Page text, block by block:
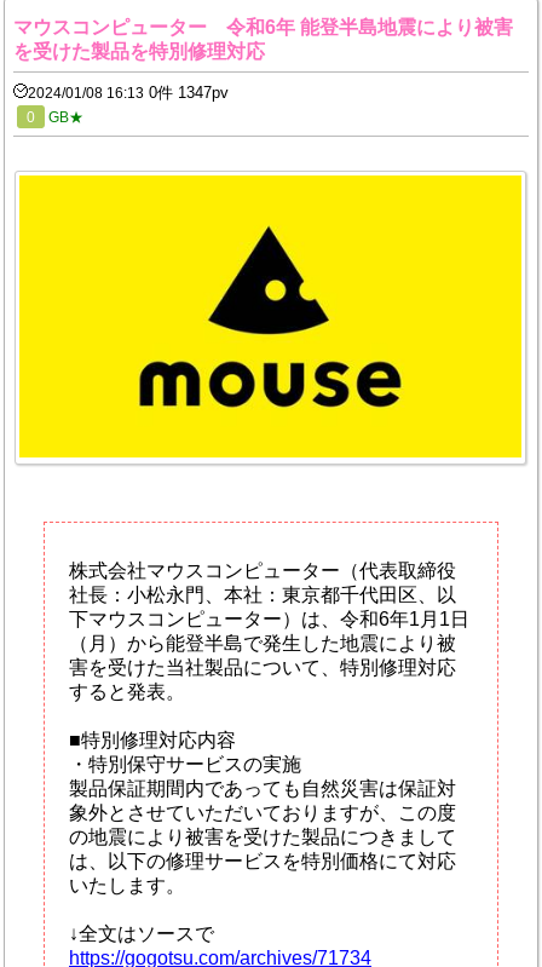
マウスコンピューター 令和6年 能登半島地震により被害
を受けた製品を特別修理対応
2024/01/08 16:13 0件 1347pv
0 GB★
株式会社マウスコンピューター（代表取締役
社長：小松永門、本社：東京都千代田区、以
下マウスコンピューター）は、令和6年1月1日
（月）から能登半島で発生した地震により被
害を受けた当社製品について、特別修理対応
すると発表。
■特別修理対応内容
・特別保守サービスの実施
製品保証期間内であっても自然災害は保証対
象外とさせていただいておりますが、この度
の地震により被害を受けた製品につきまして
は、以下の修理サービスを特別価格にて対応
いたします。
↓全文はソースで
https://gogotsu.com/archives/71734